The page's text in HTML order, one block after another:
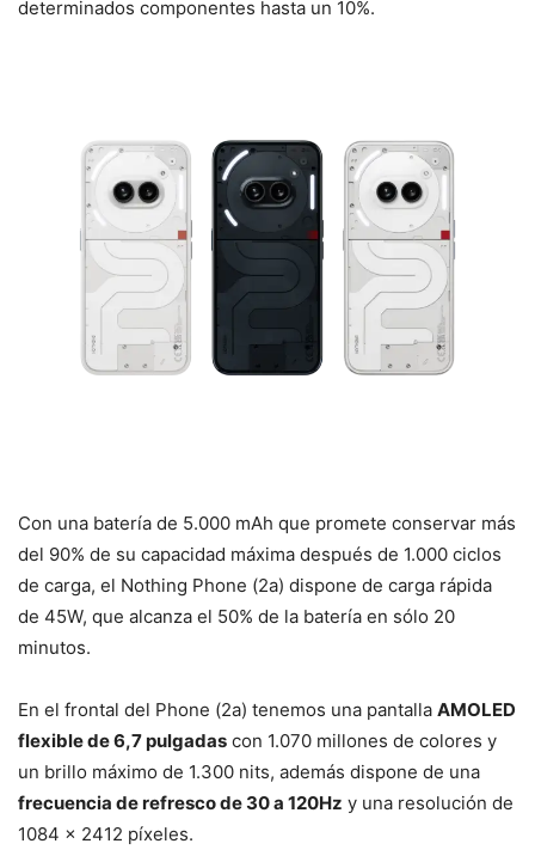
determinados componentes hasta un 10%.
Con una batería de 5.000 mAh que promete conservar más
del 90% de su capacidad máxima después de 1.000 ciclos
de carga, el Nothing Phone (2a) dispone de carga rápida
de 45W, que alcanza el 50% de la batería en sólo 20
minutos.
En el frontal del Phone (2a) tenemos una pantalla AMOLED
flexible de 6,7 pulgadas con 1.070 millones de colores y
un brillo máximo de 1.300 nits, además dispone de una
frecuencia de refresco de 30 a 120Hz y una resolución de
1084 x 2412 píxeles.